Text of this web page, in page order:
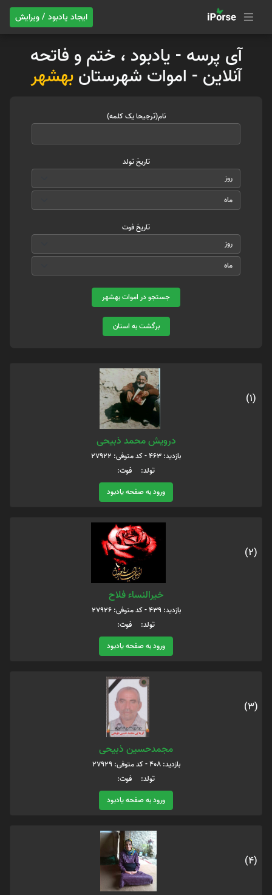
ایجاد یادبود / ویرایش
آی پرسه - یادبود ، ختم و فاتحه
آنلاین - اموات شهرستانبهشهر
نام(ترجیحا یک کلمه)
تاریخ تولد
تاریخ فوت
جستجو در اموات بهشهر
برگشت به استان
(1)
درویش محمد ذبیحی
بازدید: 463 - کد متوفی: 27922
تولد: فوت:
ورود به صفحه یادبود
(2)
خیرالنساء فلاح
بازدید: 439 - کد متوفی: 27926
تولد: فوت:
ورود به صفحه یادبود
(3)
مجمدحسین ذبیحی
بازدید: 408 - کد متوفی: 27929
تولد: فوت:
ورود به صفحه یادبود
(4)